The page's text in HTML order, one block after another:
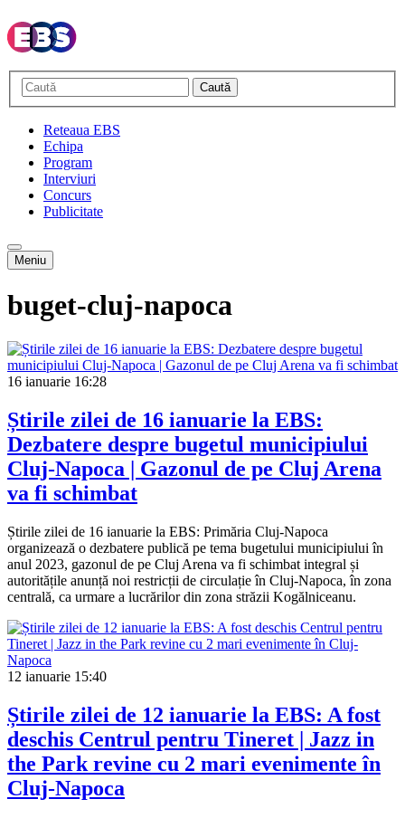
Caută
Reteaua EBS
Echipa
Program
Interviuri
Concurs
Publicitate
Meniu
buget-cluj-napoca
16 ianuarie 16:28
Știrile zilei de 16 ianuarie la EBS:
Dezbatere despre bugetul municipiului
Cluj-Napoca | Gazonul de pe Cluj Arena
va fi schimbat
Știrile zilei de 16 ianuarie la EBS: Primăria Cluj-Napoca
organizează o dezbatere publică pe tema bugetului municipiului în
anul 2023, gazonul de pe Cluj Arena va fi schimbat integral și
autoritățile anunță noi restricții de circulație în Cluj-Napoca, în zona
centrală, ca urmare a lucrărilor din zona străzii Kogălniceanu.
12 ianuarie 15:40
Știrile zilei de 12 ianuarie la EBS: A fost
deschis Centrul pentru Tineret | Jazz in
the Park revine cu 2 mari evenimente în
Cluj-Napoca